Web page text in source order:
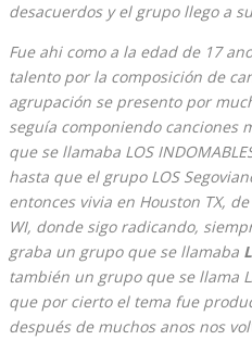
desacuerdos y el grupo llego a
Fue ahi como a la edad de 17
talento por la composición de
agrupación se presento por
seguía componiendo canciones
que se llamaba LOS
hasta que el grupo LOS
entonces vivia en Houston TX,
WI, donde sigo radicando,
graba un grupo que se llamaba
también un grupo que se llama
que por cierto el tema fue
después de muchos anos nos